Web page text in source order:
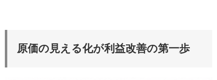
原価の見える化が利益改善の第一歩